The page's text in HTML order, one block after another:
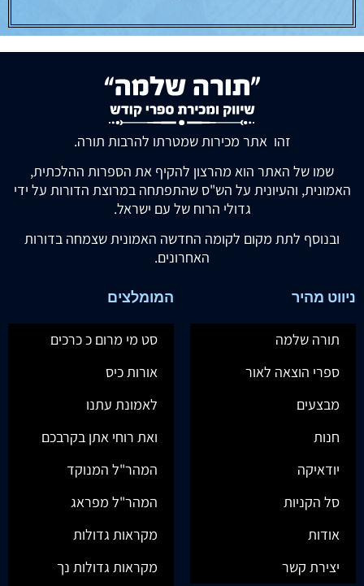
זהו אתר מכירות שמטרתו להרבות תורה.
שמו של האתר הוא מהרצון להקיף את הספרות ההלכתית,
האמונית, והעיונית על הש"ס שהתפתחה במרוצת הדורות על ידי
גדולי הרוח של עם ישראל.
ובנוסף לתת מקום לקומה החדשה האמונית שצמחה בדורות
האחרונים.
ניווט מהיר
תורה שלמה
ספרי הוצאה לאור
מבצעים
חנות
יודאיקה
סל הקניות
אודות
יצירת קשר
המומלצים
סט מי מרום כ כרכים
אורות כיס
לאמונת עתנו
ואת רוחי אתן בקרבכם
המהר"ל המנוקד
המהר"ל מפראג
מקראות גדולות
מקראות גדולות נך